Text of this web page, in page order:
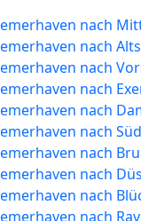
nach
nach
nach
nach
nach
nach
nach
nach
nach
nach